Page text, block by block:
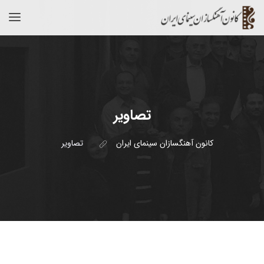
تصاویر
کانون آهنگسازان سینمای ایران تصاویر